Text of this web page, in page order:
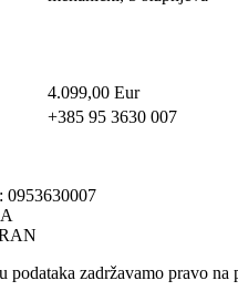
4.099,00 Eur
+385 95 3630 007
0953630007
podataka zadržavamo pravo